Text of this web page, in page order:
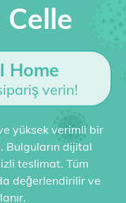
Home
verin!
yüksek verimli bir
Bulguların dijital
teslimat. Tüm
değerlendirilir ve